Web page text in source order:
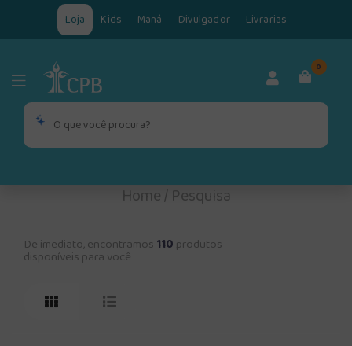
Loja Kids Maná Divulgador Livrarias
0
Home/Pesquisa
De imediato, encontramos 110 produtos
disponíveis para você